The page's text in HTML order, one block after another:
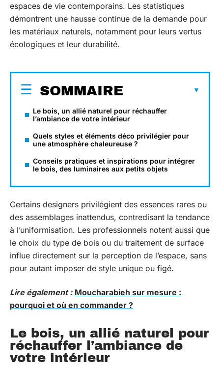
espaces de vie contemporains. Les statistiques
démontrent une hausse continue de la demande pour
les matériaux naturels, notamment pour leurs vertus
écologiques et leur durabilité.
SOMMAIRE
Le bois, un allié naturel pour réchauffer
l’ambiance de votre intérieur
Quels styles et éléments déco privilégier pour
une atmosphère chaleureuse ?
Conseils pratiques et inspirations pour intégrer
le bois, des luminaires aux petits objets
Certains designers privilégient des essences rares ou
des assemblages inattendus, contredisant la tendance
à l’uniformisation. Les professionnels notent aussi que
le choix du type de bois ou du traitement de surface
influe directement sur la perception de l’espace, sans
pour autant imposer de style unique ou figé.
Lire également : Moucharabieh sur mesure :
pourquoi et où en commander ?
Le bois, un allié naturel pour
réchauffer l’ambiance de
votre intérieur